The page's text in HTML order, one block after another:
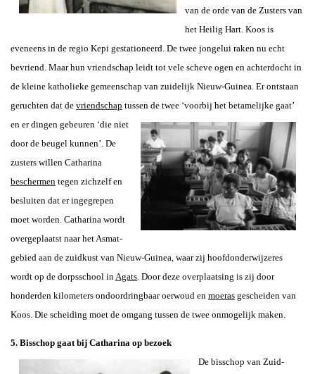
van de orde van de Zusters van
het Heilig Hart. Koos is
eveneens in de regio Kepi gestationeerd. De twee jongelui raken nu echt
bevriend. Maar hun vriendschap leidt tot vele scheve ogen en achterdocht in
de kleine katholieke gemeenschap van zuidelijk Nieuw-Guinea. Er ontstaan
geruchten dat de vriendschap tussen de twee ‘voorbij het betamelijke gaat’
en er dingen gebeuren ‘die niet
door de beugel kunnen’. De
zusters willen Catharina
beschermen tegen zichzelf en
besluiten dat er ingegrepen
moet worden. Catharina wordt
overgeplaatst naar het Asmat-
gebied aan de zuidkust van Nieuw-Guinea, waar zij hoofdonderwijzeres
wordt op de dorpsschool in Agats Door deze overplaatsing is zij door
honderden kilometers ondoordringbaar oerwoud en moeras gescheiden van
Koos. Die scheiding moet de omgang tussen de twee onmogelijk maken.
5. Bisschop gaat bij Catharina op bezoek
De bisschop van Zuid-